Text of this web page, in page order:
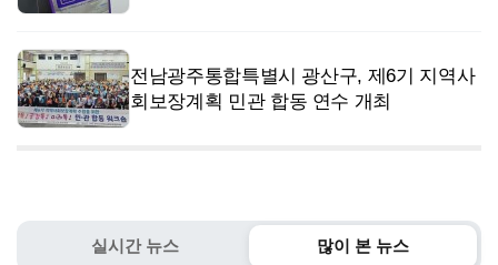
전남광주통합특별시 광산구, 제6기 지역사
회보장계획 민관 합동 연수 개최
실시간 뉴스 많이 본 뉴스